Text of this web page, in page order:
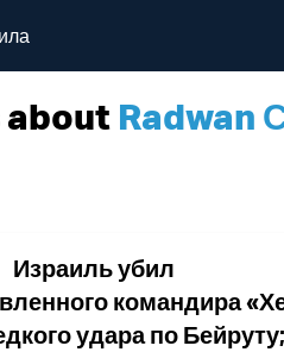
Radwan
Израиль убил
командира
удара по Бейруту;